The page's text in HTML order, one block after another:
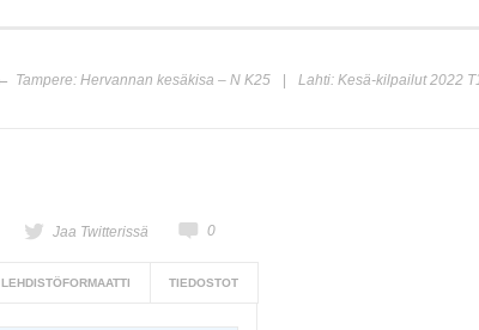
Tampere: Hervannan kesäkisa – N K25 Lahti: Kesä-kilpailut 2022
Jaa Twitterissä 0
LEHDISTÖFORMAATTI TIEDOSTOT